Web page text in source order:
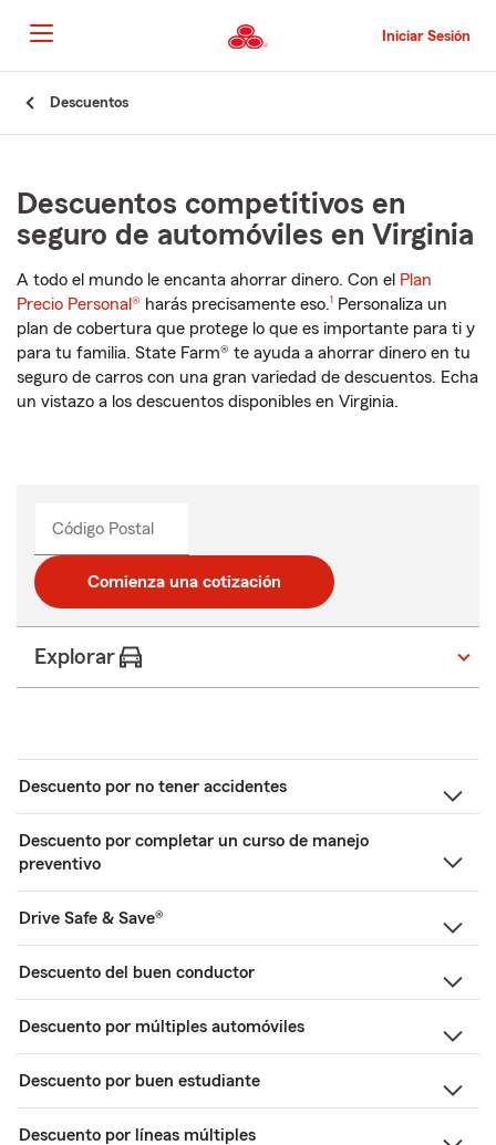
al
contenido
principal
Iniciar Sesión
ComienzoDescuentos
Descuentos competitivos en
seguro de automóviles en Virginia
A todo el mundo le encanta ahorrar dinero. Con el Plan
Precio Personal® harás precisamente eso.1
Personaliza un
plan de cobertura que protege lo que es importante para ti y
para tu familia. State Farm® te ayuda a ahorrar dinero en tu
seguro de carros con una gran variedad de descuentos. Echa
un vistazo a los descuentos disponibles en Virginia.
Código Postal
Comienza una cotización
Explorar
Descuento por no tener accidentes
Descuento por completar un curso de manejo
preventivo
Drive Safe & Save®
Descuento del buen conductor
Descuento por múltiples automóviles
Descuento por buen estudiante
Descuento por líneas múltiples